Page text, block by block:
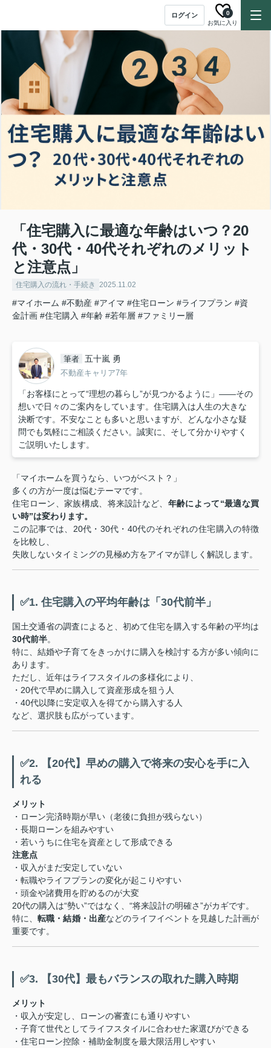
ログイン
お気に入り
0
「住宅購入に最適な年齢はいつ？20
代・30代・40代それぞれのメリット
と注意点」
住宅購入の流れ・手続き 2025.11.02
#マイホーム #不動産 #アイマ #住宅ローン #ライフプラン #資
金計画 #住宅購入 #年齢 #若年層 #ファミリー層
筆者 五十嵐 勇
不動産キャリア7年
「お客様にとって“理想の暮らし”が見つかるように」——その
想いで日々のご案内をしています。住宅購入は人生の大きな
決断です。不安なことも多いと思いますが、どんな小さな疑
問でも気軽にご相談ください。誠実に、そして分かりやすく
ご説明いたします。
「マイホームを買うなら、いつがベスト？」
多くの方が一度は悩むテーマです。
住宅ローン、家族構成、将来設計など、 年齢によって“最適な買
い時”は変わります。
この記事では、20代・30代・40代のそれぞれの住宅購入の特徴
を比較し、
失敗しないタイミングの見極め方をアイマが詳しく解説します。
✅1. 住宅購入の平均年齢は「30代前半」
国土交通省の調査によると、初めて住宅を購入する年齢の平均は
30代前半。
特に、結婚や子育てをきっかけに購入を検討する方が多い傾向に
あります。
ただし、近年はライフスタイルの多様化により、
・20代で早めに購入して資産形成を狙う人
・40代以降に安定収入を得てから購入する人
など、選択肢も広がっています。
✅2. 【20代】早めの購入で将来の安心を手に入
れる
メリット
・ローン完済時期が早い（老後に負担が残らない）
・長期ローンを組みやすい
・若いうちに住宅を資産として形成できる
注意点
・収入がまだ安定していない
・転職やライフプランの変化が起こりやすい
・頭金や諸費用を貯めるのが大変
20代の購入は“勢い”ではなく、“将来設計の明確さ”がカギです。
特に、転職・結婚・出産などのライフイベントを見越した計画が
重要です。
✅3. 【30代】最もバランスの取れた購入時期
メリット
・収入が安定し、ローンの審査にも通りやすい
・子育て世代としてライフスタイルに合わせた家選びができる
・住宅ローン控除・補助金制度を最大限活用しやすい